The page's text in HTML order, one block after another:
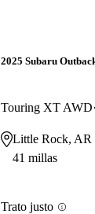
2025 Subaru
Touring XT AWD
Little Rock, AR
41 millas
Trato justo